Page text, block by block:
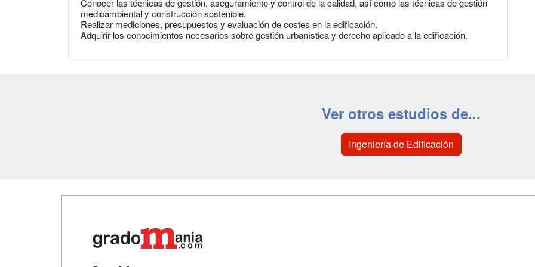
Conocer las técnicas de gestión, aseguramiento y control de la calidad, así como las técnicas de gestión
medioambiental y construcción sostenible.
Realizar mediciones, presupuestos y evaluación de costes en la edificación.
Adquirir los conocimientos necesarios sobre gestión urbanística y derecho aplicado a la edificación.
Ver otros estudios de...
Ingeniería de Edificación